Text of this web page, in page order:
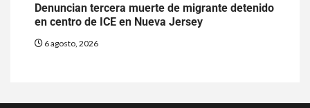
Denuncian tercera muerte de migrante detenido
en centro de ICE en Nueva Jersey
6 agosto, 2026